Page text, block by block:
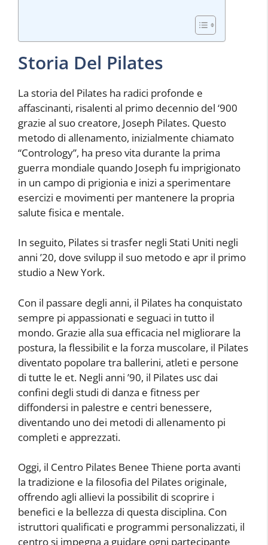
Storia Del Pilates
La storia del Pilates ha radici profonde e
affascinanti, risalenti al primo decennio del ‘900
grazie al suo creatore, Joseph Pilates. Questo
metodo di allenamento, inizialmente chiamato
“Contrology”, ha preso vita durante la prima
guerra mondiale quando Joseph fu imprigionato
in un campo di prigionia e inizi a sperimentare
esercizi e movimenti per mantenere la propria
salute fisica e mentale.
In seguito, Pilates si trasfer negli Stati Uniti negli
anni ’20, dove svilupp il suo metodo e apr il primo
studio a New York.
Con il passare degli anni, il Pilates ha conquistato
sempre pi appassionati e seguaci in tutto il
mondo. Grazie alla sua efficacia nel migliorare la
postura, la flessibilit e la forza muscolare, il Pilates
diventato popolare tra ballerini, atleti e persone
di tutte le et. Negli anni ’90, il Pilates usc dai
confini degli studi di danza e fitness per
diffondersi in palestre e centri benessere,
diventando uno dei metodi di allenamento pi
completi e apprezzati.
Oggi, il Centro Pilates Benee Thiene porta avanti
la tradizione e la filosofia del Pilates originale,
offrendo agli allievi la possibilit di scoprire i
benefici e la bellezza di questa disciplina. Con
istruttori qualificati e programmi personalizzati, il
centro si impegna a guidare ogni partecipante